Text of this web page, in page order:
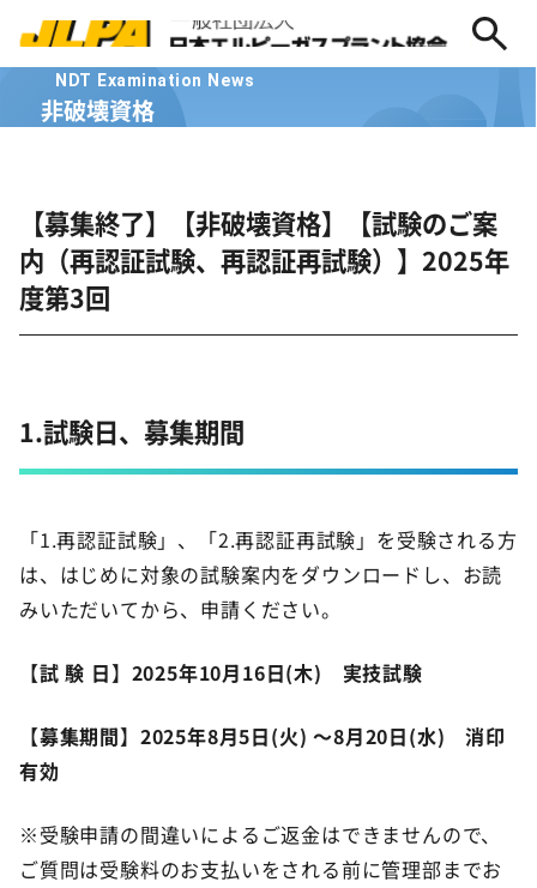
NDT Examination News
非破壊資格
【募集終了】【非破壊資格】【試験のご案
内（再認証試験、再認証再試験）】2025年
度第3回
1.試験日、募集期間
「1.再認証試験」、「2.再認証再試験」を受験される方
は、はじめに対象の試験案内をダウンロードし、お読
みいただいてから、申請ください。
【試 験 日】 2025年10月16日(木) 実技試験
【募集期間】 2025年8月5日(火) ～8月20日(水) 消印
有効
※受験申請の間違いによるご返金はできませんので、
ご質問は受験料のお支払いをされる前に管理部までお